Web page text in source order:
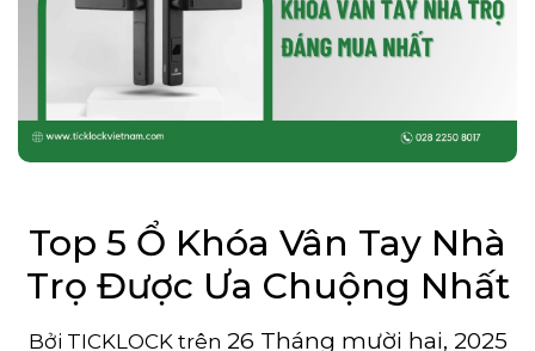
Top 5 Ổ Khóa Vân Tay Nhà
Trọ Được Ưa Chuộng Nhất
Bởi TICKLOCKtrên 26 Tháng mười hai, 2025